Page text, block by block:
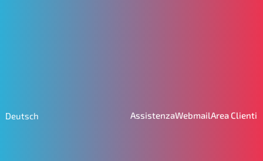
Deutsch AssistenzaWebmailArea Clienti